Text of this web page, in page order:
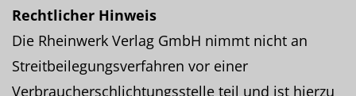
Rechtlicher Hinweis
Die Rheinwerk Verlag GmbH nimmt nicht an
Streitbeilegungsverfahren vor einer
Verbraucherschlichtungsstelle teil und ist hierzu